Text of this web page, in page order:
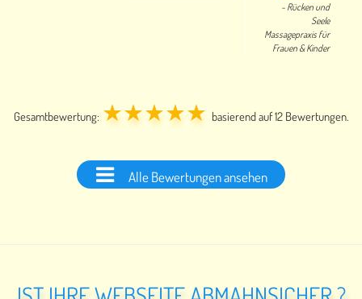
- Rücken und
Seele
Massagepraxis für
Frauen & Kinder
Gesamtbewertung: ★★★★★ basierend auf12 Bewertungen.
Alle Bewertungen ansehen